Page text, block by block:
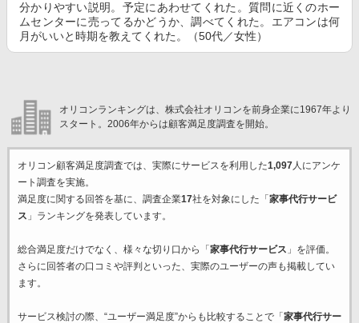
分かりやすい説明。予定にあわせてくれた。質問に近くのホー
ムセンターに売ってるかどうか、調べてくれた。エアコンは何
月がいいと時期を教えてくれた。（50代／女性）
オリコンランキングは、株式会社オリコンを前身企業に1967年より
スタート。2006年からは顧客満足度調査を開始。
オリコン顧客満足度調査では、実際にサービスを利用した1,097人にアンケ
ート調査を実施。
満足度に関する回答を基に、調査企業17社を対象にした「 家事代行サービ
ス 」ランキングを発表しています。
総合満足度だけでなく、様々な切り口から「 家事代行サービス 」を評価。
さらに回答者の口コミや評判といった、実際のユーザーの声も掲載してい
ます。
サービス検討の際、“ユーザー満足度”からも比較することで「 家事代行サー